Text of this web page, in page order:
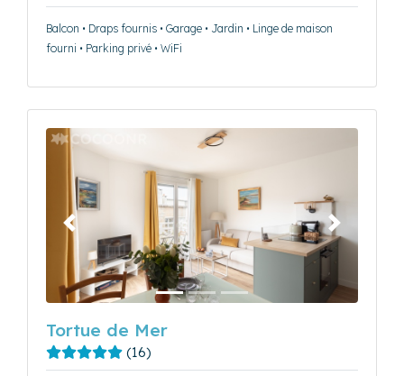
Balcon • Draps fournis • Garage • Jardin • Linge de maison
fourni • Parking privé • WiFi
Précédent Suivant
Tortue de Mer
(16)